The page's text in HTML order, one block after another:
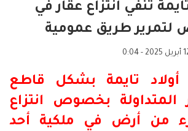
تنفي انتزاع عقار في
لتمرير طريق عمومية
- 0:04
تايمة بشكل قاطع
المتداولة بخصوص انتزاع
من أرض في ملكية أحد